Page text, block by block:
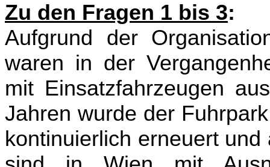
Zu den Fragen 1 bis 3:
Aufgrund der
waren in der
mit Einsatzfahrzeugen
Jahren wurde der
kontinuierlich erneuert